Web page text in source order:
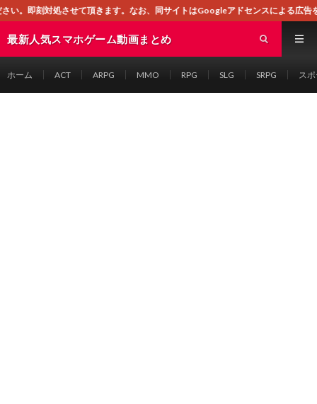
頂きます。なお、同サイトはGoogleアドセンスによる広告を掲載しております
最新人気スマホゲーム動画まとめ
ホーム ACT ARPG MMO RPG SLG SRPG ス